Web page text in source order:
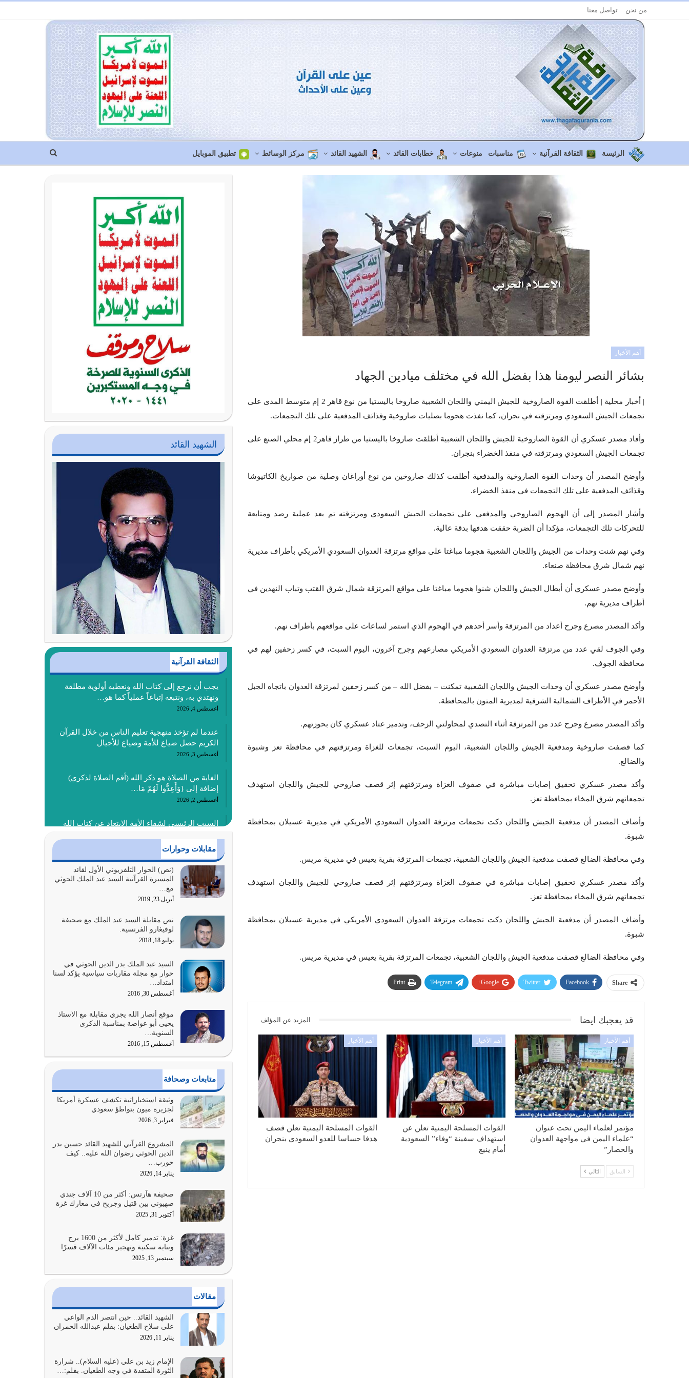
من نحن تواصل معنا
الرئيسة الثقافة القرآنية مناسبات منوعات خطابات القائد الشهيد القائد مركز الوسائط تطبيق الموبايل
أهم الأخبار
بشائر النصر ليومنا هذا بفضل الله في مختلف ميادين الجهاد
| أخبار محلية | أطلقت القوة الصاروخية للجيش اليمني واللجان الشعبية صاروخا باليستيا من نوع قاهر 2 إم متوسط المدى على
تجمعات الجيش السعودي ومرتزقته في نجران، كما نفذت هجوما بصليات صاروخية وقذائف المدفعية على تلك التجمعات.
وأفاد مصدر عسكري أن القوة الصاروخية للجيش واللجان الشعبية أطلقت صاروخا باليستيا من طراز قاهر2 إم محلي الصنع على
تجمعات الجيش السعودي ومرتزقته في منفذ الخضراء بنجران.
وأوضح المصدر أن وحدات القوة الصاروخية والمدفعية أطلقت كذلك صاروخين من نوع أوراغان وصلية من صواريخ الكاتيوشا
وقذائف المدفعية على تلك التجمعات في منفذ الخضراء.
وأشار المصدر إلى أن الهجوم الصاروخي والمدفعي على تجمعات الجيش السعودي ومرتزقته تم بعد عملية رصد ومتابعة
للتحركات تلك التجمعات، مؤكدا أن الضربة حققت هدفها بدقة عالية.
وفي نهم شنت وحدات من الجيش واللجان الشعبية هجوما مباغتا على مواقع مرتزقة العدوان السعودي الأمريكي بأطراف مديرية
نهم شمال شرق محافظة صنعاء.
وأوضح مصدر عسكري أن أبطال الجيش واللجان شنوا هجوما مباغتا على مواقع المرتزقة شمال شرق القتب وتباب النهدين في
أطراف مديرية نهم.
وأكد المصدر مصرع وجرح أعداد من المرتزقة وأسر أحدهم في الهجوم الذي استمر لساعات على مواقعهم بأطراف نهم.
وفي الجوف لقي عدد من مرتزقة العدوان السعودي الأمريكي مصارعهم وجرح آخرون، اليوم السبت، في كسر زحفين لهم في
محافظة الجوف.
وأوضح مصدر عسكري أن وحدات الجيش واللجان الشعبية تمكنت – بفضل الله – من كسر زحفين لمرتزقة العدوان باتجاه الجبل
الأحمر في الأطراف الشمالية الشرقية لمديرية المتون بالمحافظة.
وأكد المصدر مصرع وجرح عدد من المرتزقة أثناء التصدي لمحاولتي الزحف، وتدمير عتاد عسكري كان بحوزتهم.
كما قصفت صاروخية ومدفعية الجيش واللجان الشعبية، اليوم السبت، تجمعات للغزاة ومرتزقتهم في محافظة تعز وشبوة
والضالع.
وأكد مصدر عسكري تحقيق إصابات مباشرة في صفوف الغزاة ومرتزقتهم إثر قصف صاروخي للجيش واللجان استهدف
تجمعاتهم شرق المخاء بمحافظة تعز.
وأضاف المصدر أن مدفعية الجيش واللجان دكت تجمعات مرتزقة العدوان السعودي الأمريكي في مديرية عسيلان بمحافظة
شبوة.
وفي محافظة الضالع قصفت مدفعية الجيش واللجان الشعبية، تجمعات المرتزقة بقرية يعيس في مديرية مريس.
وأكد مصدر عسكري تحقيق إصابات مباشرة في صفوف الغزاة ومرتزقتهم إثر قصف صاروخي للجيش واللجان استهدف
تجمعاتهم شرق المخاء بمحافظة تعز.
وأضاف المصدر أن مدفعية الجيش واللجان دكت تجمعات مرتزقة العدوان السعودي الأمريكي في مديرية عسيلان بمحافظة
شبوة.
وفي محافظة الضالع قصفت مدفعية الجيش واللجان الشعبية، تجمعات المرتزقة بقرية يعيس في مديرية مريس.
Share
Facebook
Twitter
Google+
Telegram
Print
قد يعجبك ايضا المزيد عن المؤلف
أهم الأخبار
مؤتمر لعلماء اليمن تحت عنوان
“علماء اليمن في مواجهة العدوان
والحصار”
أهم الأخبار
القوات المسلحة اليمنية تعلن عن
استهداف سفينة “وفاء” السعودية
أمام ينبع
أهم الأخبار
القوات المسلحة اليمنية تعلن قصف
هدفا حساسا للعدو السعودي بنجران
السابق التالي
الشهيد القائد
الثقافة القرآنية
يجب أن نرجع إلى كتاب الله ونعطيه أولوية مطلقة
ونهتدي به، ونتبعه إتباعاً عملياً كما هو…
أغسطس 4, 2026
عندما لم تؤخذ منهجية تعليم الناس من خلال القرآن
الكريم حصل ضياع للأمة وضياع للأجيال
أغسطس 3, 2026
الغاية من الصلاة هو ذكر الله (أقم الصلاة لذكري)
إضافة إلى {وَأَعِدُّوا لَهُمْ مَا…
أغسطس 2, 2026
السبب الرئيسي لشقاء الأمة الابتعاد عن كتاب الله
أغسطس 1, 2026
أبرز أسباب الشقاء هو الإعراض عن ذكر الله وعن هدى
الله المتمثل في القرآن الكريم
يوليو 31, 2026
أولياء الشيطان كلما كانوا أكثر ولاءً وطاعة للشيطان
كلما كانوا أكثر ضعفاً
يوليو 30, 2026
وعد الله تعالى من يُقتل في سبيله بالحياة الأبدية
والرزق والاستبشار والنجاة والخلود في…
يوليو 29, 2026
سيرته معرفة شخصيته معرفة عظمته
يوليو 28, 2026
عندما يكون عدوك هو عدو الله معناه أن تكون نقاط
الضعف فيه كثيرة وسينصرك الله عليه إذا…
يوليو 26, 2026
أراد الله لهذه الأمة ان تكون خير امة أخرجت للناس
بالنهوض بالأمر بالمعروف والنهي عن…
يوليو 25, 2026
الدين الذي شرعه الله لا يجوز أن يخضع لآرائنا وأهوائنا
واجتهاداتنا لأننا سنختلف ونتفرق
يوليو 24, 2026
أي أمة تتفرق في الدين وتتفرق في كيانها معناه أنها
أصبحت أمة عاجزة عن النهوض…
يوليو 23, 2026
المُلك كله لله تعالى يؤتيه من يشاء وينزعه ممن يشاء
ويعز من يشاء ويذل من يشاء
يوليو 21, 2026
{إِنَّ الدِّينَ عِنْدَ اللَّهِ الْإسْلامُ} الدين الذي شرعه الله
مقابلات وحوارات
(نص) الحوار التلفزيوني الأول لقائد
المسيرة القرآنية السيد عبد الملك الحوثي
مع…
أبريل 23, 2019
نص مقابلة السيد عبد الملك مع صحيفة
لوفيغارو الفرنسية.
يوليو 18, 2018
السيد عبد الملك بدر الدين الحوثي في
حوار مع مجلة مقاربات سياسية يؤكد لسنا
امتداد…
أغسطس 30, 2016
موقع أنصار الله يجري مقابلة مع الاستاذ
يحيى أبو عواضة بمناسبة الذكرى
السنوية…
أغسطس 15, 2016
متابعات وصحافة
وثيقة استخباراتية تكشف عسكرة أمريكا
لجزيرة ميون بتواطؤ سعودي
فبراير 3, 2026
المشروع القرآني للشهيد القائد حسين بدر
الدين الحوثي رضوان الله عليه.. كيف
حورب…
يناير 14, 2026
صحيفة هآرتس: أكثر من 10 آلاف جندي
صهيوني بين قتيل وجريح في معارك غزة
أكتوبر 31, 2025
غزة: تدمير كامل لأكثر من 1600 برج
وبناية سكنية وتهجير مئات الآلاف قسرًا
سبتمبر 13, 2025
مقالات
الشهيد القائد.. حين انتصر الدم الواعي
على سلاح الطغيان: بقلم عبدالله الحمران
يناير 11, 2026
الإمام زيد بن علي (عليه السلام).. شرارة
الثورة المتقدة في وجه الطغيان. بقلم:…